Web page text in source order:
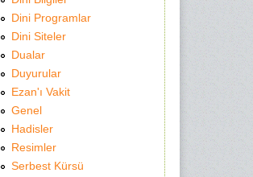
Dini Programlar
Dini Siteler
Dualar
Duyurular
Ezan'ı Vakit
Genel
Hadisler
Resimler
Serbest Kürsü